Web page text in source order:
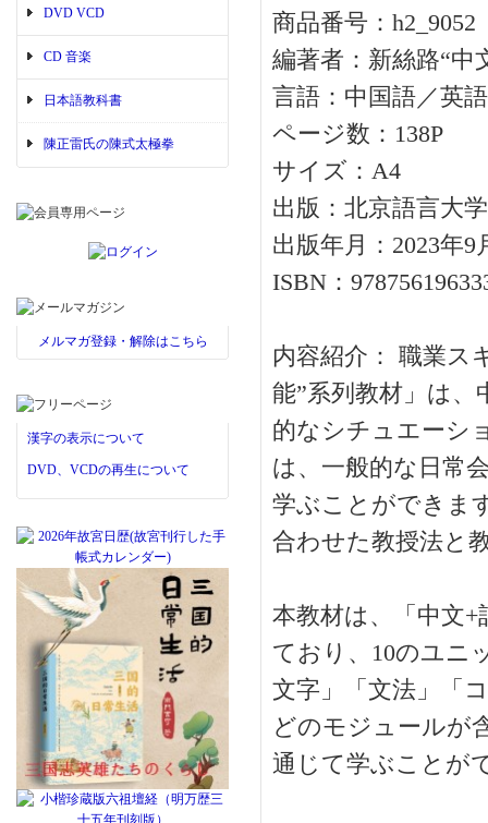
DVD VCD
CD 音楽
日本語教科書
陳正雷氏の陳式太極拳
メルマガ登録・解除はこちら
漢字の表示について
DVD、VCDの再生について
商品番号：h2_9052
編著者：新絲路“中
言語：中国語／英語
ページ数：138P
サイズ：A4
出版：北京語言大
出版年月：2023年9
ISBN：
内容紹介： 職業ス
能”系列教材」は
的なシチュエーシ
は、一般的な日常
学ぶことができま
合わせた教授法と
本教材は、「中文
ており、10のユニ
文字」「文法」「
どのモジュールが
通じて学ぶことが